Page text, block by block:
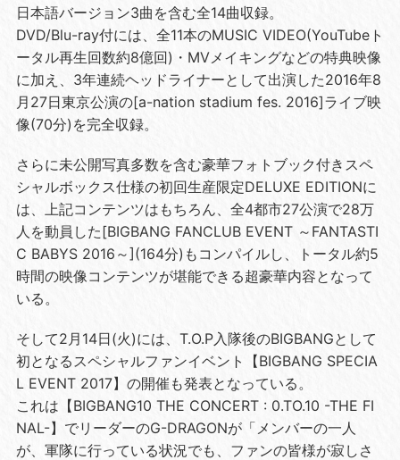
日本語バージョン3曲を含む全14曲収録。
DVD/Blu-ray付には、全11本のMUSIC VIDEO(YouTubeト
ータル再生回数約8億回)・MVメイキングなどの特典映像
に加え、3年連続ヘッドライナーとして出演した2016年8
月27日東京公演の[a-nation stadium fes. 2016]ライブ映
像(70分)を完全収録。
さらに未公開写真多数を含む豪華フォトブック付きスペ
シャルボックス仕様の初回生産限定DELUXE EDITIONに
は、上記コンテンツはもちろん、全4都市27公演で28万
人を動員した[BIGBANG FANCLUB EVENT ～FANTASTI
C BABYS 2016～](164分)もコンパイルし、トータル約5
時間の映像コンテンツが堪能できる超豪華内容となって
いる。
そして2月14日(火)には、T.O.P入隊後のBIGBANGとして
初となるスペシャルファンイベント【BIGBANG SPECIA
L EVENT 2017】の開催も発表となっている。
これは【BIGBANG10 THE CONCERT : 0.TO.10 -THE FI
NAL-】でリーダーのG-DRAGONが「メンバーの一人
が、軍隊に行っている状況でも、ファンの皆様が寂しさ